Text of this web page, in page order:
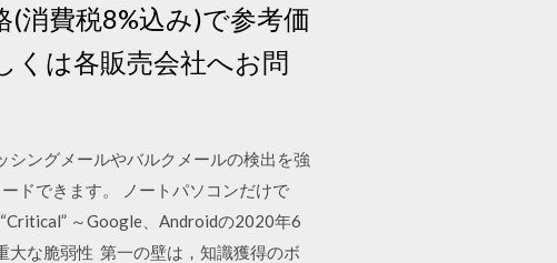
(消費税8%込み)で参考価
くは各販売会社へお問
シングメールやバルクメールの検出を強
ドできます。 ノートパソコンだけで
～Google、Androidの2020年6
大な脆弱性 第一の壁は，知識獲得のボ